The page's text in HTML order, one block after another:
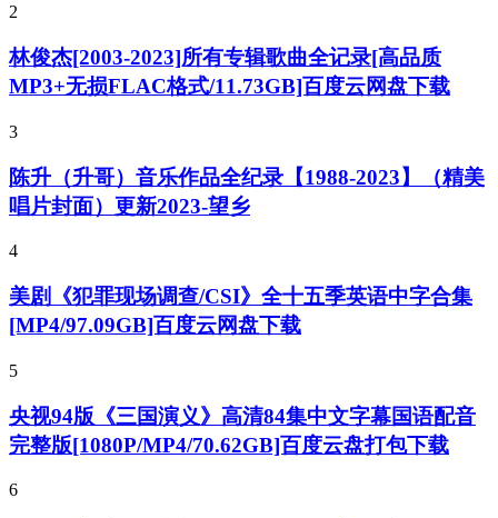
2
林俊杰[2003-2023]所有专辑歌曲全记录[高品质
MP3+无损FLAC格式/11.73GB]百度云网盘下载
3
陈升（升哥）音乐作品全纪录【1988-2023】（精美
唱片封面）更新2023-望乡
4
美剧《犯罪现场调查/CSI》全十五季英语中字合集
[MP4/97.09GB]百度云网盘下载
5
央视94版《三国演义》高清84集中文字幕国语配音
完整版[1080P/MP4/70.62GB]百度云盘打包下载
6